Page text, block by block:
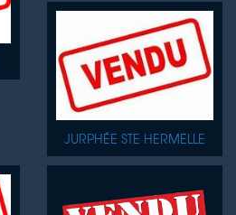
JURPHÉE STE HERMELLE